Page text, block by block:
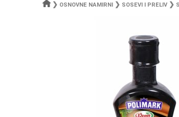
❯ OSNOVNE NAMIRNI ❯ SOSEVI I PRELIV ❯